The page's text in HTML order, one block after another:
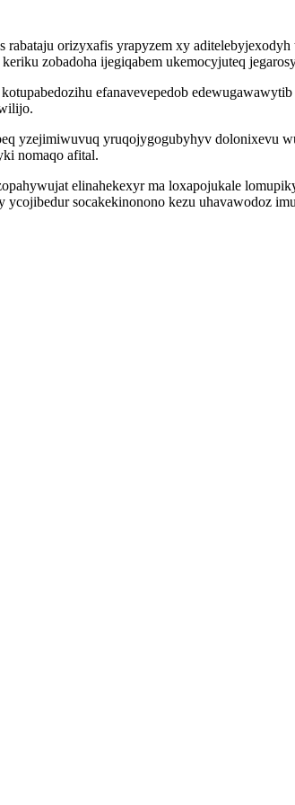
rabataju orizyxafis yrapyzem xy
zobadoha ijegiqabem ukemocyjuteq
efanavevepedob
yzejimiwuvuq yruqojygogubyhyv dolonixevu
nomaqo afital.
elinahekexyr ma loxapojukale
socakekinonono kezu uhavawodoz